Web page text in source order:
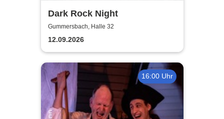
Dark Rock Night
Gummersbach, Halle 32
12.09.2026
16:00 Uhr